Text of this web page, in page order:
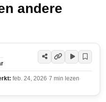
andere
feb. 24, 2026·7 min lezen·